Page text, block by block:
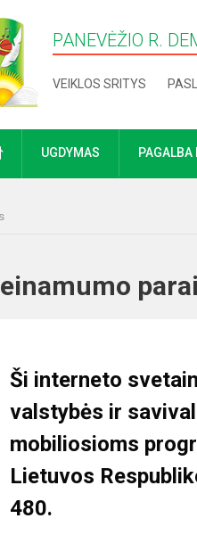
PANEVĖŽIO R.
VEIKLOS SRITYS
PRADŽIAUGDYMAS
Ši interneto
valstybės ir
mobiliosioms
Lietuvos
480.